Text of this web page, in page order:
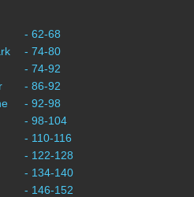
- 62-68
- 74-80
- 74-92
- 86-92
- 92-98
- 98-104
- 110-116
- 122-128
- 134-140
- 146-152